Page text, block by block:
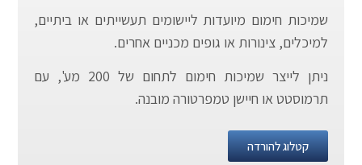
שמיכות חימום מיועדות ליישומים תעשייתים או ביתיים,
למיכלים, צינורות או גופים מכניים אחרים.
ניתן לייצר שמיכות חימום לתחום של 200 מע', עם
תרמוסטט או חיישן טמפרטורה מובנה.
קטלוג להורדה